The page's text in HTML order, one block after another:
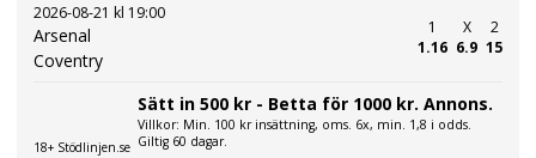
2026-08-21 kl 19:00
Arsenal
Coventry
1
1.16
X
6.9
2
15
18+ Stödlinjen.se
Sätt in 500 kr - Betta för 1000 kr. Annons.
Villkor: Min. 100 kr insättning, oms. 6x, min. 1,8 i odds.
Giltig 60 dagar.